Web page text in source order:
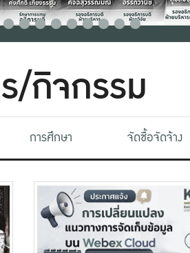
/กิจกรรม
การศึกษา จัดซื้อจัดจ้าง